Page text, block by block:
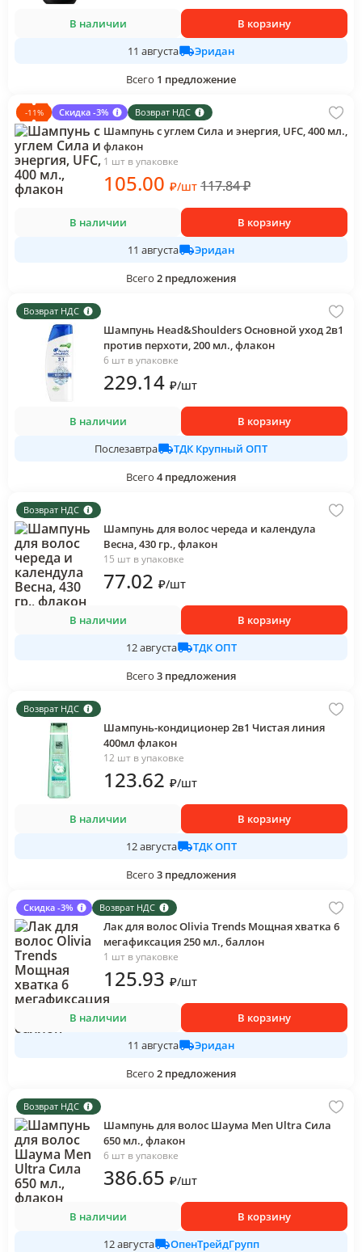
В наличии
В корзину
11 августа
Эридан
Всего 1 предложение
-11% Скидка -3% Возврат НДС
Шампунь с углем Сила и энергия, UFC, 400 мл.,
флакон
1 шт в упаковке
105.00 ₽/шт 117.84₽
В наличии
В корзину
11 августа
Эридан
Всего 2 предложения
Возврат НДС
Шампунь Head&Shoulders Основной уход 2в1
против перхоти, 200 мл., флакон
6 шт в упаковке
229.14 ₽/шт
В наличии
В корзину
Послезавтра
ТДК Крупный ОПТ
Всего 4 предложения
Возврат НДС
Шампунь для волос череда и календула
Весна, 430 гр., флакон
15 шт в упаковке
77.02 ₽/шт
В наличии
В корзину
12 августа
ТДК ОПТ
Всего 3 предложения
Возврат НДС
Шампунь-кондиционер 2в1 Чистая линия
400мл флакон
12 шт в упаковке
123.62 ₽/шт
В наличии
В корзину
12 августа
ТДК ОПТ
Всего 3 предложения
Скидка -3% Возврат НДС
Лак для волос Olivia Trends Мощная хватка 6
мегафиксация 250 мл., баллон
1 шт в упаковке
125.93 ₽/шт
В наличии
В корзину
11 августа
Эридан
Всего 2 предложения
Возврат НДС
Шампунь для волос Шаума Men Ultra Сила
650 мл., флакон
6 шт в упаковке
386.65 ₽/шт
В наличии
В корзину
12 августа
ОпенТрейдГрупп